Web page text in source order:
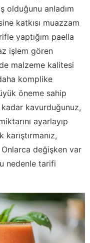
olduğunu anladım
katkısı muazzam
yaptığım paella
işlem gören
malzeme kalitesi
komplike
öneme sahip
kadar kavurduğunuz,
ayarlayıp
Onlarca değişken var
nedenle tarifi